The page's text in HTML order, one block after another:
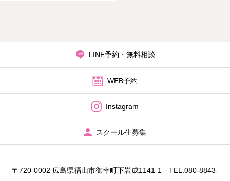
LINE予約・無料相談
WEB予約
Instagram
スクール生募集
〒720-0002 広島県福山市御幸町下岩成1141‐1 TEL.080-8843-